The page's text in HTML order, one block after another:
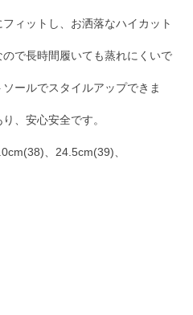
ィットし、お洒落なハイカット
ので長時間履いても蒸れにくいで
ールでスタイルアップできま
、安心安全です。
、24.5cm(39)、